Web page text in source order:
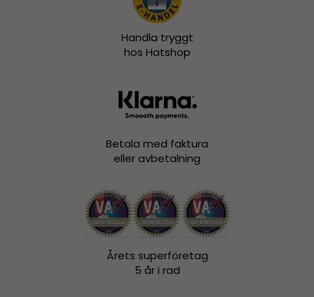
Handla tryggt
hos Hatshop
Betala med faktura
eller avbetalning
Årets superföretag
5 år i rad